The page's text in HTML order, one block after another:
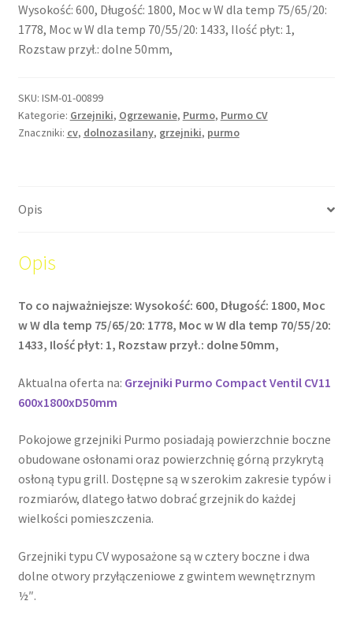
Wysokość: 600, Długość: 1800, Moc w W dla temp 75/65/20:
1778, Moc w W dla temp 70/55/20: 1433, Ilość płyt: 1,
Rozstaw przył.: dolne 50mm,
SKU: ISM-01-00899
Kategorie: Grzejniki, Ogrzewanie, Purmo, Purmo CV
Znaczniki: cv, dolnozasilany, grzejniki, purmo
Opis
Opis
To co najważniejsze: Wysokość: 600, Długość: 1800, Moc
w W dla temp 75/65/20: 1778, Moc w W dla temp 70/55/20:
1433, Ilość płyt: 1, Rozstaw przył.: dolne 50mm,
Aktualna oferta na: Grzejniki Purmo Compact Ventil CV11
600x1800xD50mm
Pokojowe grzejniki Purmo posiadają powierzchnie boczne
obudowane osłonami oraz powierzchnię górną przykrytą
osłoną typu grill. Dostępne są w szerokim zakresie typów i
rozmiarów, dlatego łatwo dobrać grzejnik do każdej
wielkości pomieszczenia.
Grzejniki typu CV wyposażone są w cztery boczne i dwa
dolne otwory przyłączeniowe z gwintem wewnętrznym
½″.